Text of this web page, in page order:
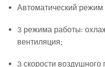
Автоматический
3 режима работы:
вентиляция;
3 скорости воздушного